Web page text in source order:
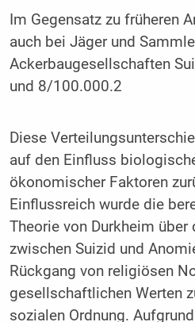
Im Gegensatz zu früheren
auch bei Jäger und
Ackerbaugesellschaften
und 8/100.000.2
Diese
auf den Einfluss
ökonomischer Faktoren
Einflussreich wurde die
Theorie von Durkheim über
zwischen Suizid und
Rückgang von religiösen
gesellschaftlichen Werten
sozialen Ordnung.